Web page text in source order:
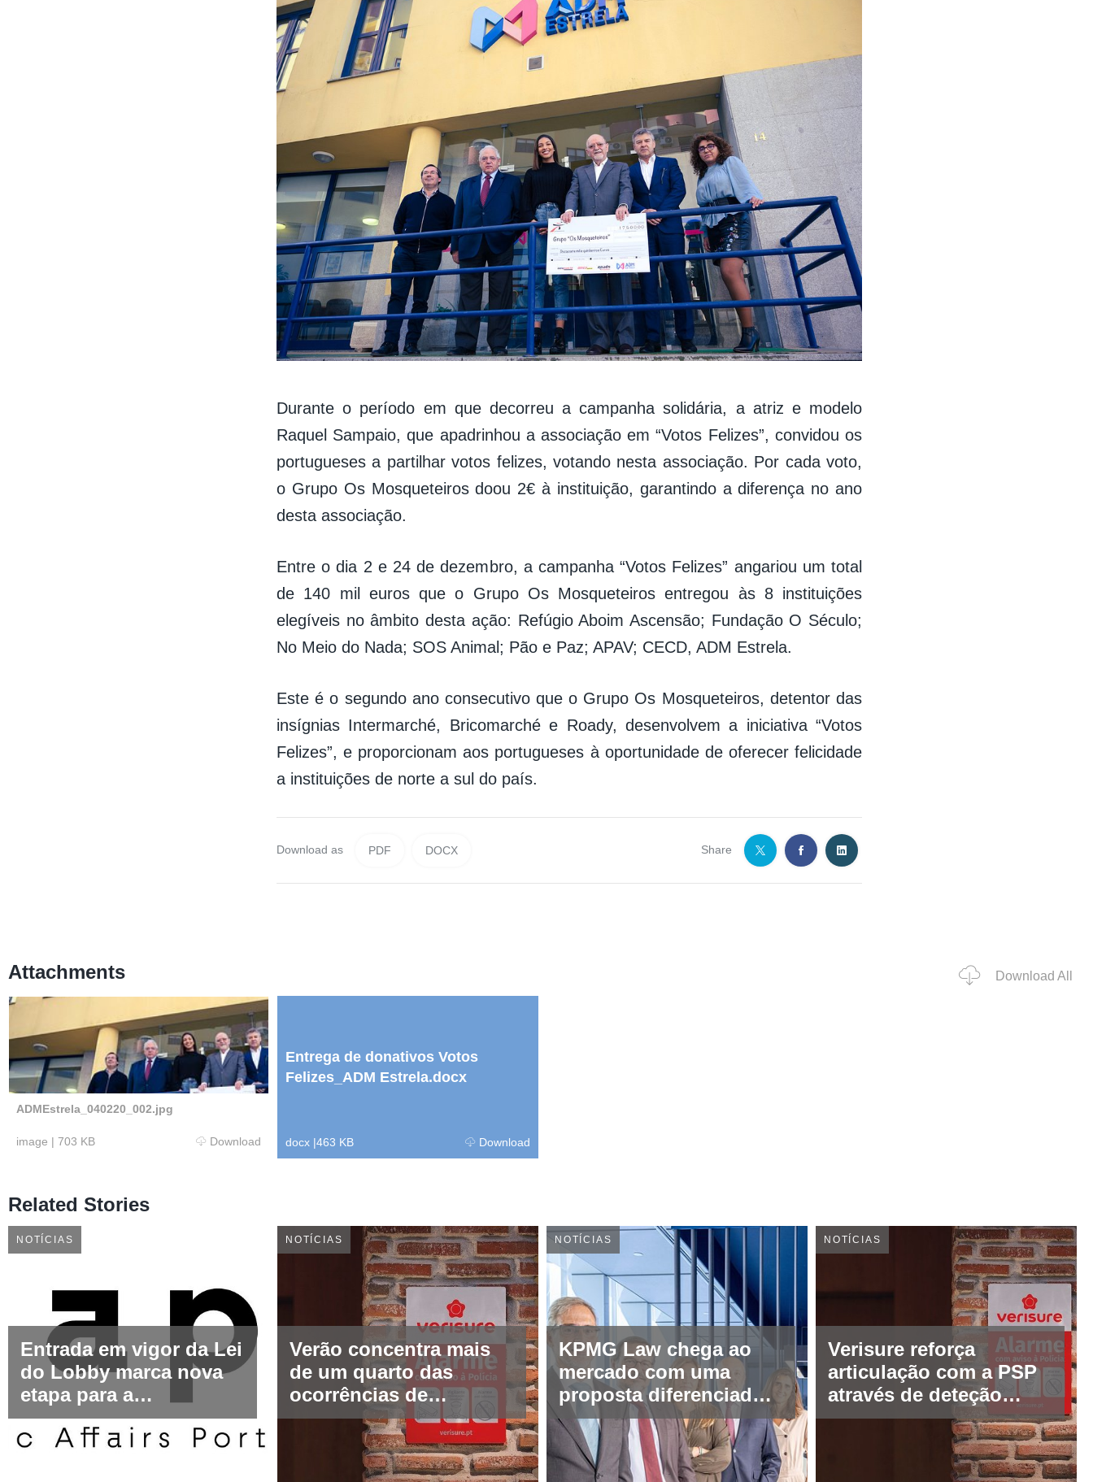
Durante o período em que decorreu a campanha solidária, a atriz e modelo
Raquel Sampaio, que apadrinhou a associação em “Votos Felizes”, convidou os
portugueses a partilhar votos felizes, votando nesta associação. Por cada voto,
o Grupo Os Mosqueteiros doou 2€ à instituição, garantindo a diferença no ano
desta associação.
Entre o dia 2 e 24 de dezembro, a campanha “Votos Felizes” angariou um total
de 140 mil euros que o Grupo Os Mosqueteiros entregou às 8 instituições
elegíveis no âmbito desta ação: Refúgio Aboim Ascensão; Fundação O Século;
No Meio do Nada; SOS Animal; Pão e Paz; APAV; CECD, ADM Estrela.
Este é o segundo ano consecutivo que o Grupo Os Mosqueteiros, detentor das
insígnias Intermarché, Bricomarché e Roady, desenvolvem a iniciativa “Votos
Felizes”, e proporcionam aos portugueses à oportunidade de oferecer felicidade
a instituições de norte a sul do país.
Download as PDF DOCX Share
Attachments Download All
ADMEstrela_040220_002.jpg
image | 703 KB Download
Entrega de donativos Votos
Felizes_ADM Estrela.docx
docx |463 KB Download
Related Stories
NOTÍCIAS
Entrada em vigor da Lei
do Lobby marca nova
etapa para a
representação de
interesses em Portugal
NOTÍCIAS
Verão concentra mais
de um quarto das
ocorrências de
segurança registadas
NOTÍCIAS
KPMG Law chega ao
mercado com uma
proposta diferenciadora
na advocacia e
assessoria jurídica
NOTÍCIAS
Verisure reforça
articulação com a PSP
através de deteção
proativa de tentativas